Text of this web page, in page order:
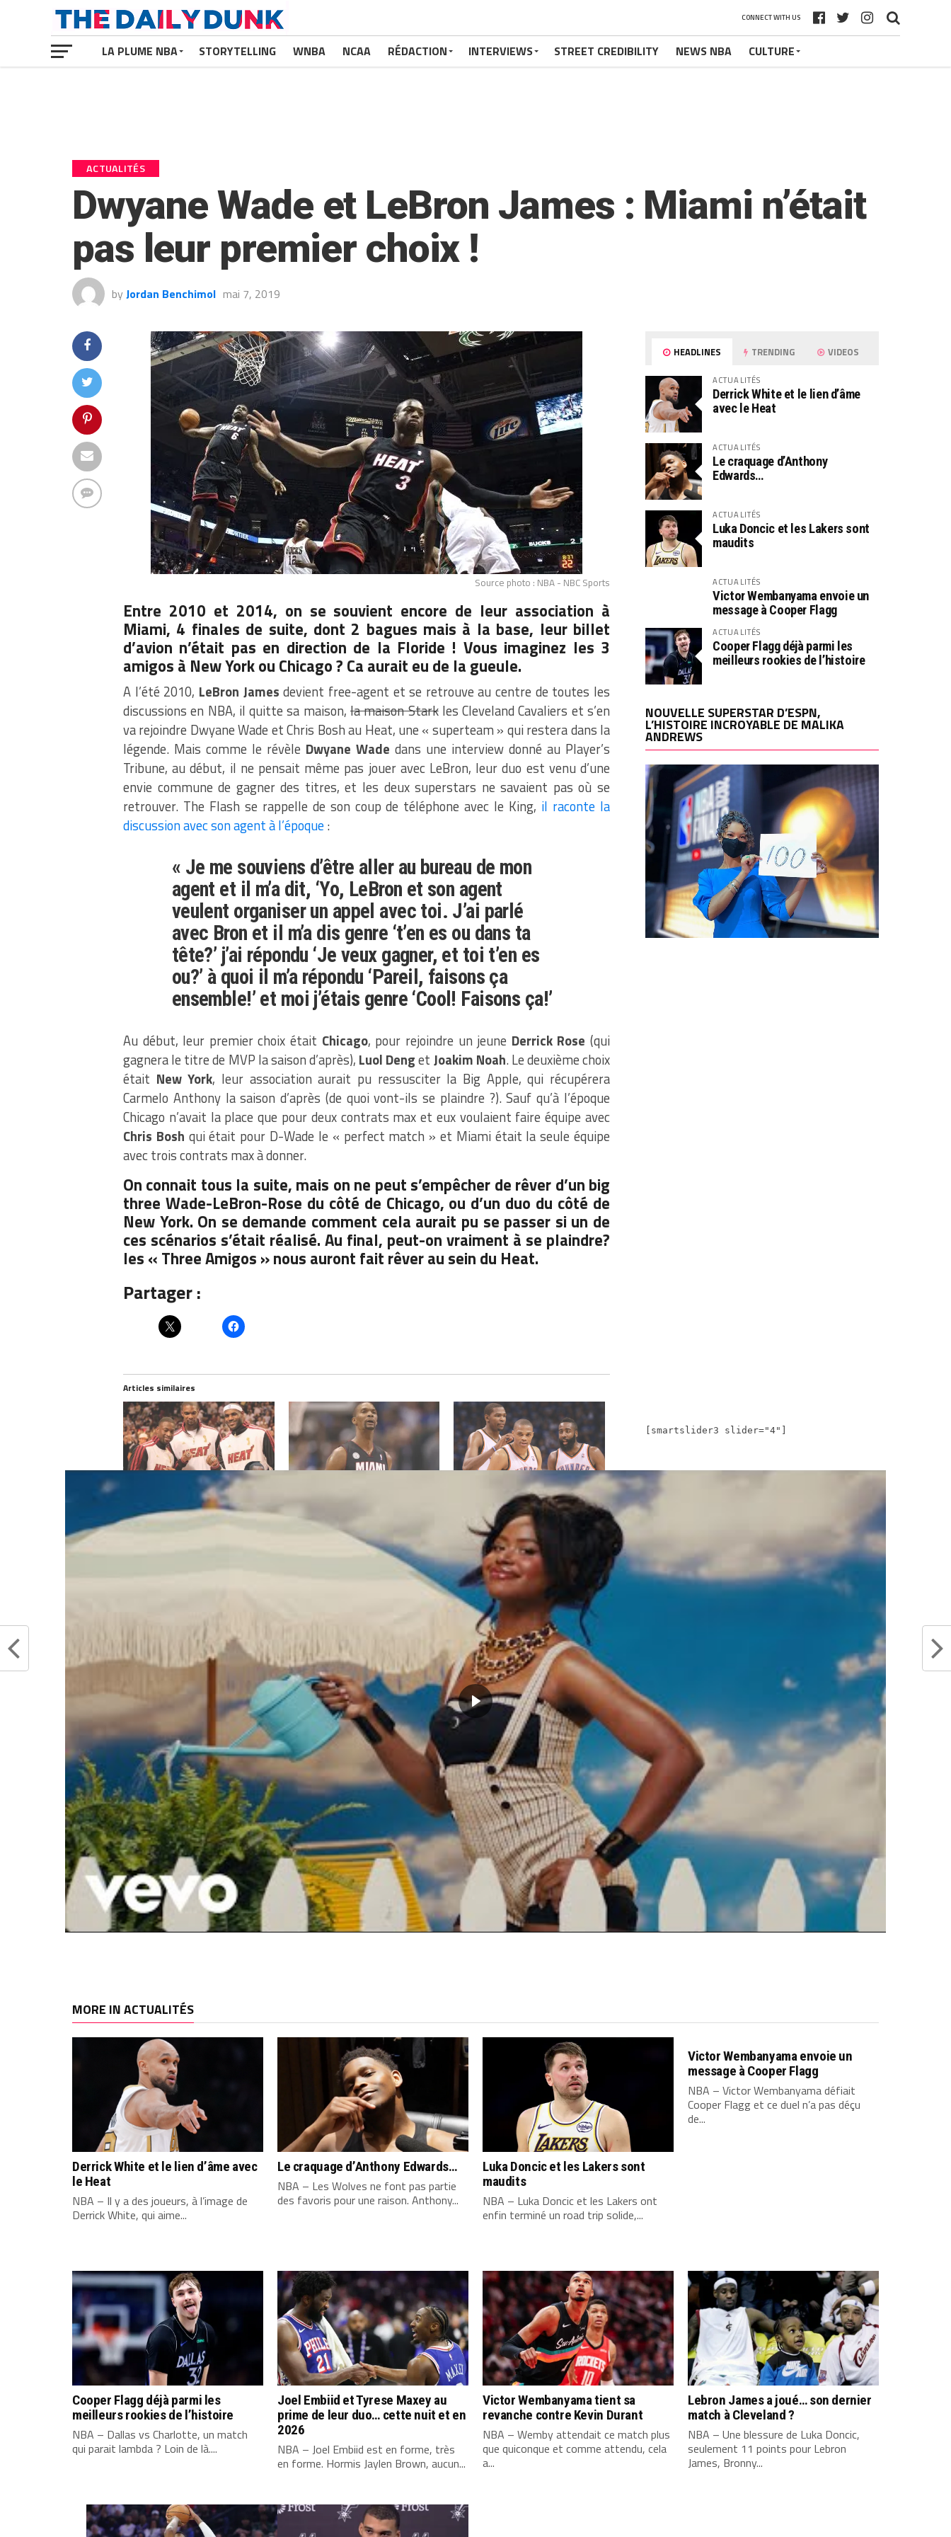
CONNECT WITH US
LA PLUME NBA STORYTELLING WNBA NCAA RÉDACTION INTERVIEWS STREET CREDIBILITY NEWS NBA CULTURE
ACTUALITÉS
Dwyane Wade et LeBron James : Miami n’était
pas leur premier choix !
by Jordan Benchimol mai 7, 2019
Source photo : NBA - NBC Sports
Entre 2010 et 2014, on se souvient encore de leur association à
Miami, 4 finales de suite, dont 2 bagues mais à la base, leur billet
d’avion n’était pas en direction de la Floride ! Vous imaginez les 3
amigos à New York ou Chicago ? Ca aurait eu de la gueule.
A l’été 2010, LeBron James devient free-agent et se retrouve au centre de toutes les
discussions en NBA, il quitte sa maison, la maison Starkles Cleveland Cavaliers et s’en
va rejoindre Dwyane Wade et Chris Bosh au Heat, une « superteam » qui restera dans la
légende. Mais comme le révèle Dwyane Wade dans une interview donné au Player’s
Tribune, au début, il ne pensait même pas jouer avec LeBron, leur duo est venu d’une
envie commune de gagner des titres, et les deux superstars ne savaient pas où se
retrouver. The Flash se rappelle de son coup de téléphone avec le King, il raconte la
discussion avec son agent à l’époque:
« Je me souviens d’être aller au bureau de mon
agent et il m’a dit, ‘Yo, LeBron et son agent
veulent organiser un appel avec toi. J’ai parlé
avec Bron et il m’a dis genre ‘t’en es ou dans ta
tête?’ j’ai répondu ‘Je veux gagner, et toi t’en es
ou?’ à quoi il m’a répondu ‘Pareil, faisons ça
ensemble!’ et moi j’étais genre ‘Cool! Faisons ça!’
Au début, leur premier choix était Chicago, pour rejoindre un jeune Derrick Rose (qui
gagnera le titre de MVP la saison d’après), Luol Denget Joakim Noah. Le deuxième choix
était New York, leur association aurait pu ressusciter la Big Apple, qui récupérera
Carmelo Anthony la saison d’après (de quoi vont-ils se plaindre ?). Sauf qu’à l’époque
Chicago n’avait la place que pour deux contrats max et eux voulaient faire équipe avec
Chris Bosh qui était pour D-Wade le « perfect match » et Miami était la seule équipe
avec trois contrats max à donner.
On connait tous la suite, mais on ne peut s’empêcher de rêver d’un big
three Wade-LeBron-Rose du côté de Chicago, ou d’un duo du côté de
New York. On se demande comment cela aurait pu se passer si un de
ces scénarios s’était réalisé. Au final, peut-on vraiment à se plaindre?
les « Three Amigos » nous auront fait rêver au sein du Heat.
Partager :
Articles similaires
Rich Paul réécrit l’histoire : “Miami
n’était pas vraiment un Big Three.”
avril 16, 2025
août 26, 2024
Dans "Actualités"
LeBron James et Dwyane Wade
auraient poussé James Harden à
briser le big 3 du Thunder
juin 27, 2022
Dans "Actualités"
LEBRON JAMES MIAMI NBA
CLICK TO COMMENT
HEADLINES TRENDING VIDEOS
ACTUALITÉS
Derrick White et le lien d’âme
avec le Heat
ACTUALITÉS
Le craquage d’Anthony
Edwards…
ACTUALITÉS
Luka Doncic et les Lakers sont
maudits
ACTUALITÉS
Victor Wembanyama envoie un
message à Cooper Flagg
ACTUALITÉS
Cooper Flagg déjà parmi les
meilleurs rookies de l’histoire
NOUVELLE SUPERSTAR D’ESPN,
L’HISTOIRE INCROYABLE DE MALIKA
ANDREWS
[smartslider3 slider="4"]
MORE IN ACTUALITÉS
Derrick White et le lien d’âme avec
le Heat
NBA – Il y a des joueurs, à l’image de
Derrick White, qui aime...
Le craquage d’Anthony Edwards…
NBA – Les Wolves ne font pas partie
des favoris pour une raison. Anthony...
Luka Doncic et les Lakers sont
maudits
NBA – Luka Doncic et les Lakers ont
enfin terminé un road trip solide,...
Victor Wembanyama envoie un
message à Cooper Flagg
NBA – Victor Wembanyama défiait
Cooper Flagg et ce duel n’a pas déçu
de...
Cooper Flagg déjà parmi les
meilleurs rookies de l’histoire
NBA – Dallas vs Charlotte, un match
qui parait lambda ? Loin de là....
Joel Embiid et Tyrese Maxey au
prime de leur duo… cette nuit et en
2026
NBA – Joel Embiid est en forme, très
en forme. Hormis Jaylen Brown, aucun...
Victor Wembanyama tient sa
revanche contre Kevin Durant
NBA – Wemby attendait ce match plus
que quiconque et comme attendu, cela
a...
Lebron James a joué… son dernier
match à Cleveland ?
NBA – Une blessure de Luka Doncic,
seulement 11 points pour Lebron
James, Bronny...